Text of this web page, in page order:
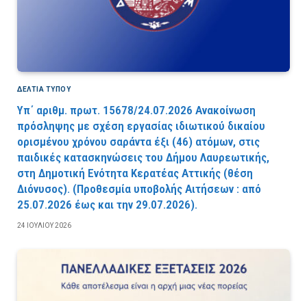
ΔΕΛΤΙΑ ΤΥΠΟΥ
Υπ΄ αριθμ. πρωτ. 15678/24.07.2026 Ανακοίνωση
πρόσληψης με σχέση εργασίας ιδιωτικού δικαίου
ορισμένου χρόνου σαράντα έξι (46) ατόμων, στις
παιδικές κατασκηνώσεις του Δήμου Λαυρεωτικής,
στη Δημοτική Ενότητα Κερατέας Αττικής (θέση
Διόνυσος). (Προθεσμία υποβολής Αιτήσεων : από
25.07.2026 έως και την 29.07.2026).
24 ΙΟΥΛΊΟΥ 2026